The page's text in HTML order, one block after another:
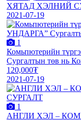
ХЯТАД ХЭЛНИЙ
2021-07-19
1
Комьпютерийн
Сургалтын төв нь
120,000₮
2021-07-19
1
АНГЛИ ХЭЛ –